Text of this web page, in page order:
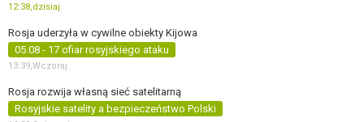
12:38,dzisiaj
Rosja uderzyła w cywilne obiekty Kijowa
05.08 - 17 ofiar rosyjskiego ataku
13:39,Wczoraj
Rosja rozwija własną sieć satelitarną
Rosyjskie satelity a bezpieczeństwo Polski